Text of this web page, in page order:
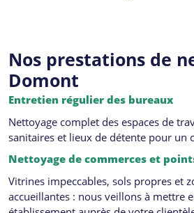
Nos prestations de
Domont
Entretien régulier des bureaux
Nettoyage complet des espaces de
sanitaires et lieux de détente pour un
Nettoyage de commerces et
Vitrines impeccables, sols propres et
accueillantes : nous veillons à mettre